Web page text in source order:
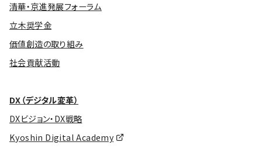
清華・京進発展フォーラム
立木奨学金
価値創造の取り組み
社会貢献活動
DX（デジタル変革）
DXビジョン・DX戦略
Kyoshin Digital Academy